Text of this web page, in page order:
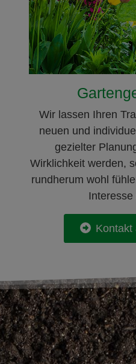
Wir lassen Ihren
neuen und
gezielter
Wirklichkeit werden,
rundherum wohl
Kontakt